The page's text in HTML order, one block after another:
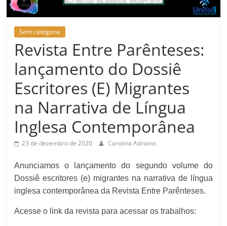
Sem categoria
Revista Entre Parênteses:
lançamento do Dossiê
Escritores (E) Migrantes
na Narrativa de Língua
Inglesa Contemporânea
23 de dezembro de 2020 Carolina Adriano
Anunciamos o lançamento do segundo volume do
Dossiê escritores (e) migrantes na narrativa de língua
inglesa contemporânea da Revista Entre Parênteses.
Acesse o link da revista para acessar os trabalhos: